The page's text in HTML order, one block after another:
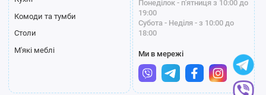
Комоди та тумби
Столи
М'які меблі
Понеділок - п'ятниця з 10:00 до
19:00
Субота - Неділя - з 10:00 до
18:00
Ми в мережі